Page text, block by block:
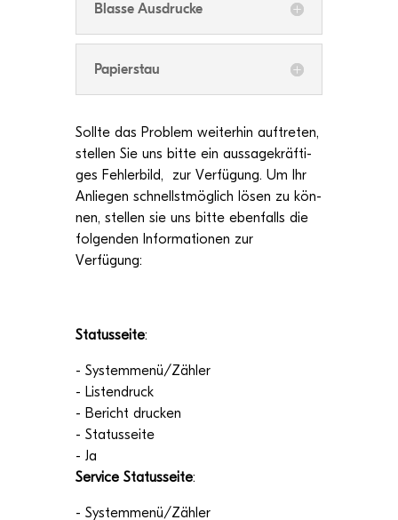
Blasse Aus­dru­cke
Papier­stau
Sollte das Pro­blem wei­ter­hin auf­tre­ten,
stel­len Sie uns bitte ein aus­sa­ge­kräf­ti­
ges Feh­ler­bild, zur Ver­fü­gung. Um Ihr
Anlie­gen schnellst­mög­lich lösen zu kön­
nen, stel­len sie uns bitte eben­falls die
fol­gen­den Infor­ma­tio­nen zur
Verfügung:
Sta­tus­seite:
- Systemmenü/Zähler
- Lis­ten­druck
- Bericht dru­cken
- Sta­tus­seite
- Ja
Ser­vice Sta­tus­seite:
- Systemmenü/Zähler